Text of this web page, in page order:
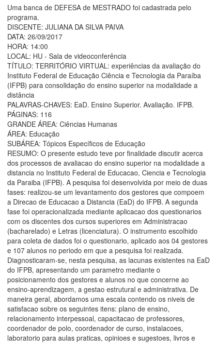
Uma banca de DEFESA de MESTRADO foi cadastrada pelo
programa.
DISCENTE: JULIANA DA SILVA PAIVA
DATA: 26/09/2017
HORA: 14:00
LOCAL: HU - Sala de videoconferência
TÍTULO: TERRITÓRIO VIRTUAL: experiências da avaliação do
Instituto Federal de Educação Ciência e Tecnologia da Paraíba
(IFPB) para consolidação do ensino superior na modalidade a
distância
PALAVRAS-CHAVES: EaD. Ensino Superior. Avaliação. IFPB.
PÁGINAS: 116
GRANDE ÁREA: Ciências Humanas
ÁREA: Educação
SUBÁREA: Tópicos Específicos de Educação
RESUMO: O presente estudo teve por finalidade discutir acerca
dos processos de avaliacao do ensino superior na modalidade a
distancia no Instituto Federal de Educacao, Ciencia e Tecnologia
da Paraiba (IFPB). A pesquisa foi desenvolvida por meio de duas
fases: realizou-se um levantamento dos gestores que compoem
a Direcao de Educacao a Distancia (EaD) do IFPB. A segunda
fase foi operacionalizada mediante aplicacao dos questionarios
com os discentes dos cursos superiores em Administracao
(bacharelado) e Letras (licenciatura). O instrumento escolhido
para coleta de dados foi o questionario, aplicado aos 04 gestores
e 107 alunos no periodo em que a pesquisa foi realizada.
Diagnosticaram-se, nesta pesquisa, as lacunas existentes na EaD
do IFPB, apresentando um parametro mediante o
posicionamento dos gestores e alunos no que concerne ao
ensino-aprendizagem, a gestao estrutural e administrativa. De
maneira geral, abordamos uma escala contendo os niveis de
satisfacao sobre os seguintes itens: plano de ensino,
relacionamento interpessoal, capacitacao de professores,
coordenador de polo, coordenador de curso, instalacoes,
laboratorio para aulas praticas, opinioes e sugestoes, livros e